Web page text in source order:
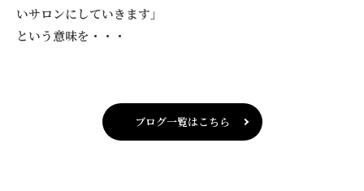
いサロンにしていきます」
という意味を・・・
ブログ一覧はこちら